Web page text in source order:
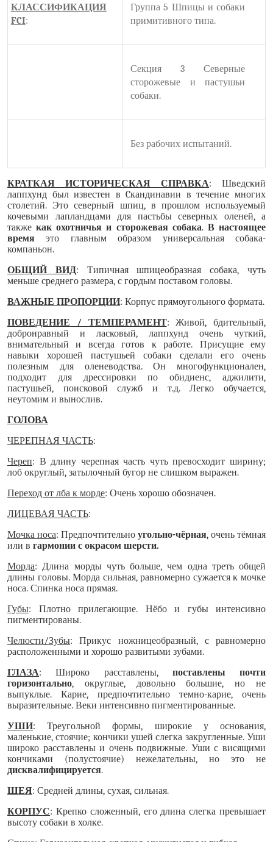
КЛАССИФИКАЦИЯ
FCI:
Группа 5 Шпицы и собаки
примитивного типа.
Секция 3 Северные
сторожевые и пастушьи
собаки.
Без рабочих испытаний.
КРАТКАЯ ИСТОРИЧЕСКАЯ СПРАВКА: Шведский
лаппхунд был известен вCкандинавии в течение многих
столетий. Это северный шпиц, в прошлом используемый
кочевыми лапландцами для пастьбы северных оленей, а
также как охотничья и сторожевая собака.В настоящее
времяэто главным образом универсальная собака-
компаньон.
ОБЩИЙ ВИД: Типичная шпицеобразная собака, чуть
меньше среднего размера, с гордым поставом головы.
ВАЖНЫЕ ПРОПОРЦИИ: Корпус прямоугольного формата.
ПОВЕДЕНИЕ / ТЕМПЕРАМЕНТ: Живой, бдительный,
добронравный и ласковый, лаппхунд очень чуткий,
внимательный и всегда готов к работе. Присущие ему
навыки хорошей пастушьей собаки сделали его очень
полезным для оленеводства. Он многофункционален,
подходит для дрессировки по обидиенс, аджилити,
пастушьей, поисковой служб и т.д. Легко обучается,
неутомим и вынослив.
ГОЛОВА
ЧЕРЕПНАЯ ЧАСТЬ:
Череп: В длину черепная часть чуть превосходит ширину;
лоб округлый, затылочный бугор не слишком выражен.
Переход от лба к морде: Очень хорошо обозначен.
ЛИЦЕВАЯ ЧАСТЬ:
Мочка носа: Предпочтительно угольно-чёрная, очень тёмная
или в гармонии с окрасом шерсти.
Морда: Длина морды чуть больше, чем одна треть общей
длины головы. Морда сильная, равномерно сужается к мочке
носа. Спинка носа прямая.
Губы: Плотно прилегающие. Нёбо и губы интенсивно
пигментированы.
Челюсти/Зубы: Прикус ножницеобразный, с равномерно
расположенными и хорошо развитыми зубами.
ГЛАЗА: Широко расставлены,поставлены почти
горизонтально, округлые, довольно большие, но не
выпуклые. Карие, предпочтительно темно-карие, очень
выразительные. Веки интенсивно пигментированные.
УШИ: Треугольной формы, широкие у основания,
маленькие, стоячие; кончики ушей слегка закругленные. Уши
широко расставлены и очень подвижные. Уши с висящими
кончиками (полустоячие) нежелательны, но это не
дисквалифицируется.
ШЕЯ: Средней длины, сухая, сильная.
КОРПУС: Крепко сложенный, его длина слегка превышает
высоту собаки в холке.